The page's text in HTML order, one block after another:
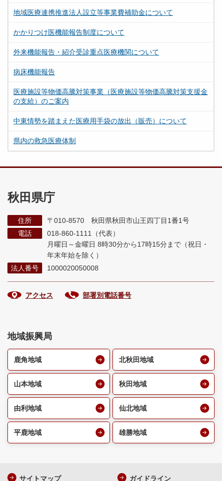
地域医療連携推進法人設立等事業費補助金について
かかりつけ医機能報告制度について
外来機能報告・紹介受診重点医療機関について
病床機能報告
医療施設等物価高騰対策事業（医療施設等物価高騰対策支援金
の支給）のご案内
中東情勢を踏まえた医療用手袋の放出（販売）について
県内の救急医療体制
秋田県庁
住所
〒010-8570 秋田県秋田市山王四丁目1番1号
電話
018-860-1111（代表）
月曜日～金曜日 8時30分から17時15分まで （祝日・
年末年始を除く）
法人番号
1000020050008
アクセス 部署別電話番号
地域振興局
鹿角地域 北秋田地域
山本地域 秋田地域
由利地域 仙北地域
平鹿地域 雄勝地域
サイトマップ ガイドライン